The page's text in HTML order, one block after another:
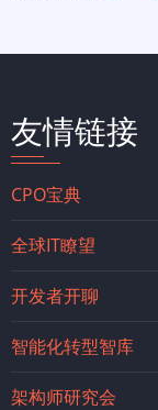
友情链接
CPO宝典
全球IT瞭望
开发者开聊
智能化转型智库
架构师研究会